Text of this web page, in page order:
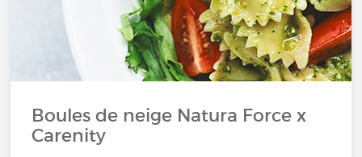
Boules de neige Natura Force x
Carenity